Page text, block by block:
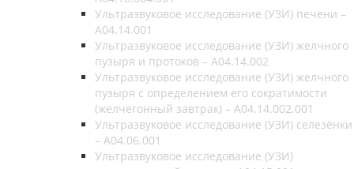
Ультразвуковое исследование (УЗИ) печени –
A04.14.001
Ультразвуковое исследование (УЗИ) желчного
пузыря и протоков – A04.14.002
Ультразвуковое исследование (УЗИ) желчного
пузыря с определением его сократимости
(желчегонный завтрак) – A04.14.002.001
Ультразвуковое исследование (УЗИ) селезёнки
– A04.06.001
Ультразвуковое исследование (УЗИ)